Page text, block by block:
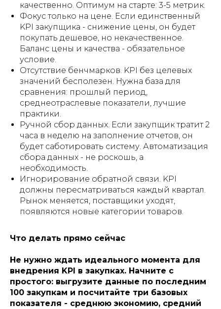
качественно. Оптимум на старте: 3-5 метрик.
Фокус только на цене. Если единственный
KPI закупщика - снижение цены, он будет
покупать дешевое, но некачественное.
Баланс цены и качества - обязательное
условие.
Отсутствие бенчмарков. KPI без целевых
значений бесполезен. Нужна база для
сравнения: прошлый период,
среднеотраслевые показатели, лучшие
практики.
Ручной сбор данных. Если закупщик тратит 2
часа в неделю на заполнение отчетов, он
будет саботировать систему. Автоматизация
сбора данных - не роскошь, а
необходимость.
Игнорирование обратной связи. KPI
должны пересматриваться каждый квартал.
Рынок меняется, поставщики уходят,
появляются новые категории товаров.
Что делать прямо сейчас
Не нужно ждать идеального момента для
внедрения KPI в закупках. Начните с
простого: выгрузите данные по последним
100 закупкам и посчитайте три базовых
показателя - среднюю экономию, средний